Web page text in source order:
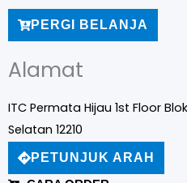
PERGI BELANJA
Alamat
ITC Permata Hijau 1st Floor
Selatan 12210
PETUNJUK ARAH